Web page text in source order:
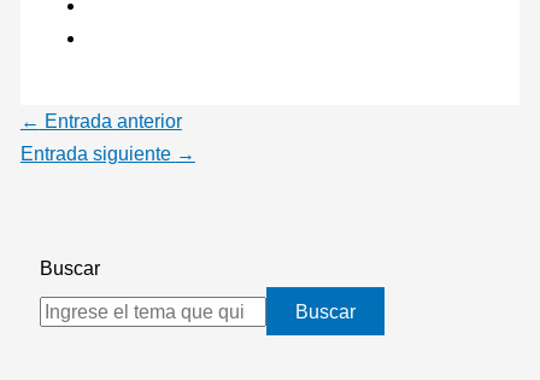
← Entrada anterior
Entrada siguiente →
Buscar
Buscar